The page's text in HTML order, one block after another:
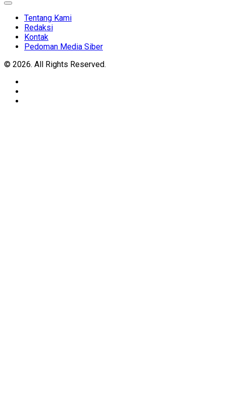
Expand
Tentang Kami
Redaksi
Kontak
Pedoman Media Siber
© 2026. All Rights Reserved.